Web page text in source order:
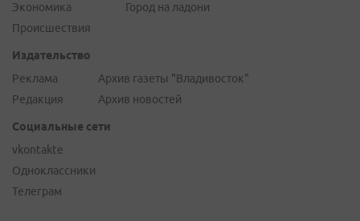
Экономика
Происшествия
Город на ладони
Издательство
Реклама
Редакция
Архив газеты "Владивосток"
Архив новостей
Социальные сети
vkontakte
Одноклассники
Телеграм